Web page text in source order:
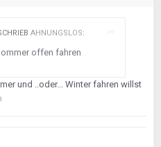
AHNUNGSLOS:
offen fahren
und ..oder... Winter fahren willst